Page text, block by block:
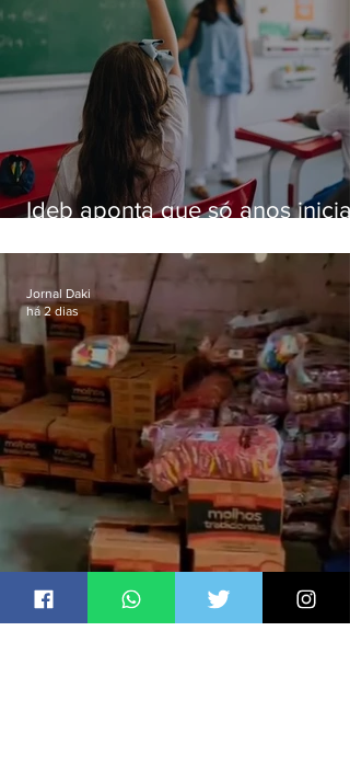
Ideb aponta que só anos
educação
Polícia recupera R$100 mil em
carga roubada na Baixada
Jornal Daki
há 2 dias